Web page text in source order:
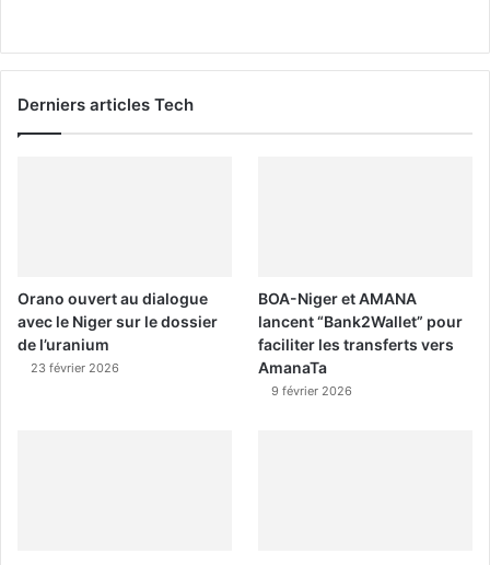
Derniers articles Tech
Orano ouvert au dialogue
avec le Niger sur le dossier
de l’uranium
23 février 2026
BOA-Niger et AMANA
lancent “Bank2Wallet” pour
faciliter les transferts vers
AmanaTa
9 février 2026